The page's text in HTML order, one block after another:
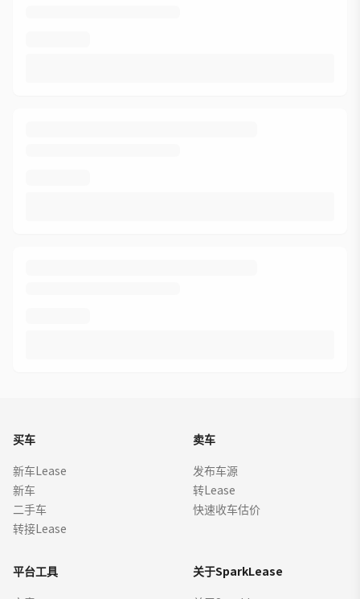
买车
新车Lease
新车
二手车
转接Lease
卖车
发布车源
转Lease
快速收车估价
平台工具
关于SparkLease